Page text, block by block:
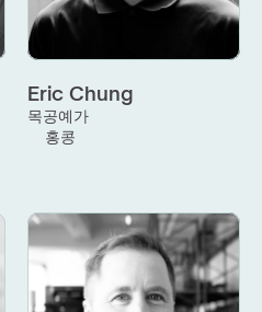
Eric Chung
목공예가
홍콩